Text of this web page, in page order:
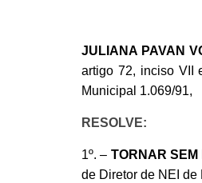
JULIANA PAVAN
artigo 72, inciso VII
Municipal 1.069/91,
RESOLVE:
1º. – TORNAR
de Diretor de NEI de